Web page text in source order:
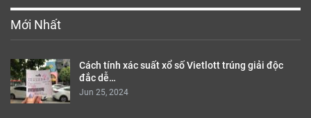
Mới Nhất
Cách tính xác suất xổ số Vietlott trúng giải độc
đắc dễ…
Jun 25, 2024